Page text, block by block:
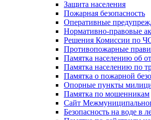
Защита населения
Пожарная безопасность
Оперативные
Нормативно-правовые
Решения Комиссии по
Противопожарные
Памятка населению об
Памятка населению по
Памятка о пожарной
Опорные пункты
Памятка по мошенникам
Сайт
Безопасность на воде в